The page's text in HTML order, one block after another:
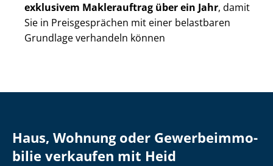
exklusivem Maklerauftrag über ein Jahr, damit
Sie in Preisgesprächen mit einer belastbaren
Grundlage verhandeln können
Haus, Wohnung oder Ge­wer­be­im­mo­
bi­lie verkaufen mit Heid